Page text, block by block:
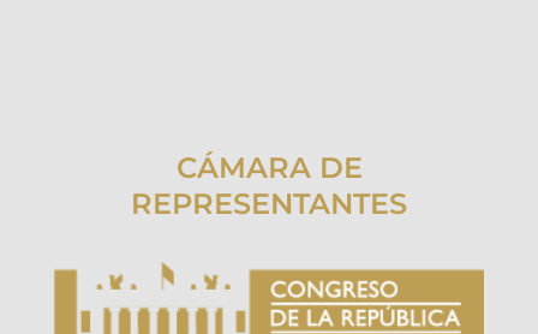
CÁMARA DE
REPRESENTANTES